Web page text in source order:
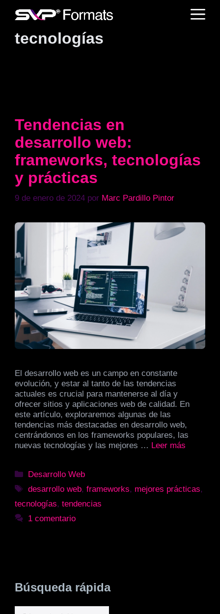
tecnologías
Tendencias en
desarrollo web:
frameworks, tecnologías
y prácticas
9 de enero de 2024 por Marc Pardillo Pintor
El desarrollo web es un campo en constante
evolución, y estar al tanto de las tendencias
actuales es crucial para mantenerse al día y
ofrecer sitios y aplicaciones web de calidad. En
este artículo, exploraremos algunas de las
tendencias más destacadas en desarrollo web,
centrándonos en los frameworks populares, las
nuevas tecnologías y las mejores … Leer más
Categorías
Desarrollo Web
Etiquetas
desarrollo web,frameworks, mejores prácticas,
tecnologías, tendencias
1 comentario
Búsqueda rápida